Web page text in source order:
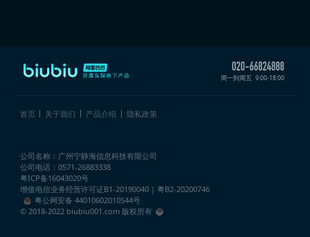
周一到周五 9:00-18:00
首页 关于我们 产品介绍 隐私政策
公司名称：广州宁静海信息科技有限公司
公司电话：0571-26883338
粤ICP备16043020号
增值电信业务经营许可证B1-20190040 | 粤B2-20200746
粤公网安备 44010602010544号
© 2018-2022 biubiu001.com 版权所有